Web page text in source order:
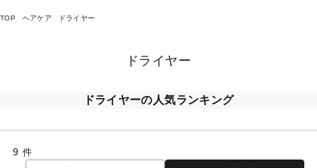
TOP ヘアケア ドライヤー
ドライヤー
ドライヤーの人気ランキング
9 件